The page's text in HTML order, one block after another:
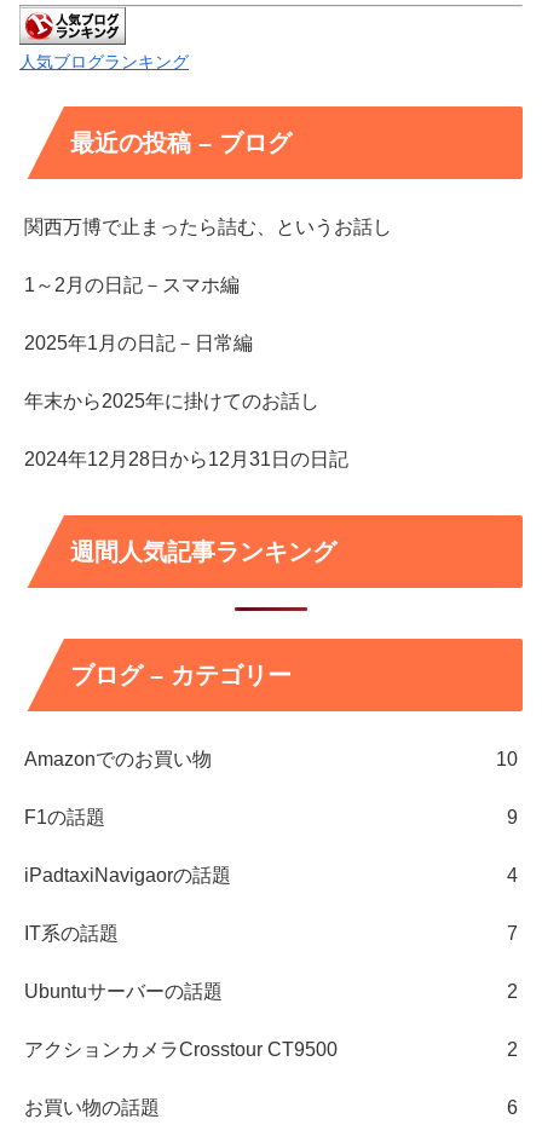
人気ブログランキング
最近の投稿 – ブログ
関西万博で止まったら詰む、というお話し
1～2月の日記－スマホ編
2025年1月の日記－日常編
年末から2025年に掛けてのお話し
2024年12月28日から12月31日の日記
週間人気記事ランキング
ブログ – カテゴリー
Amazonでのお買い物 10
F1の話題 9
iPadtaxiNavigaorの話題 4
IT系の話題 7
Ubuntuサーバーの話題 2
アクションカメラCrosstour CT9500 2
お買い物の話題 6